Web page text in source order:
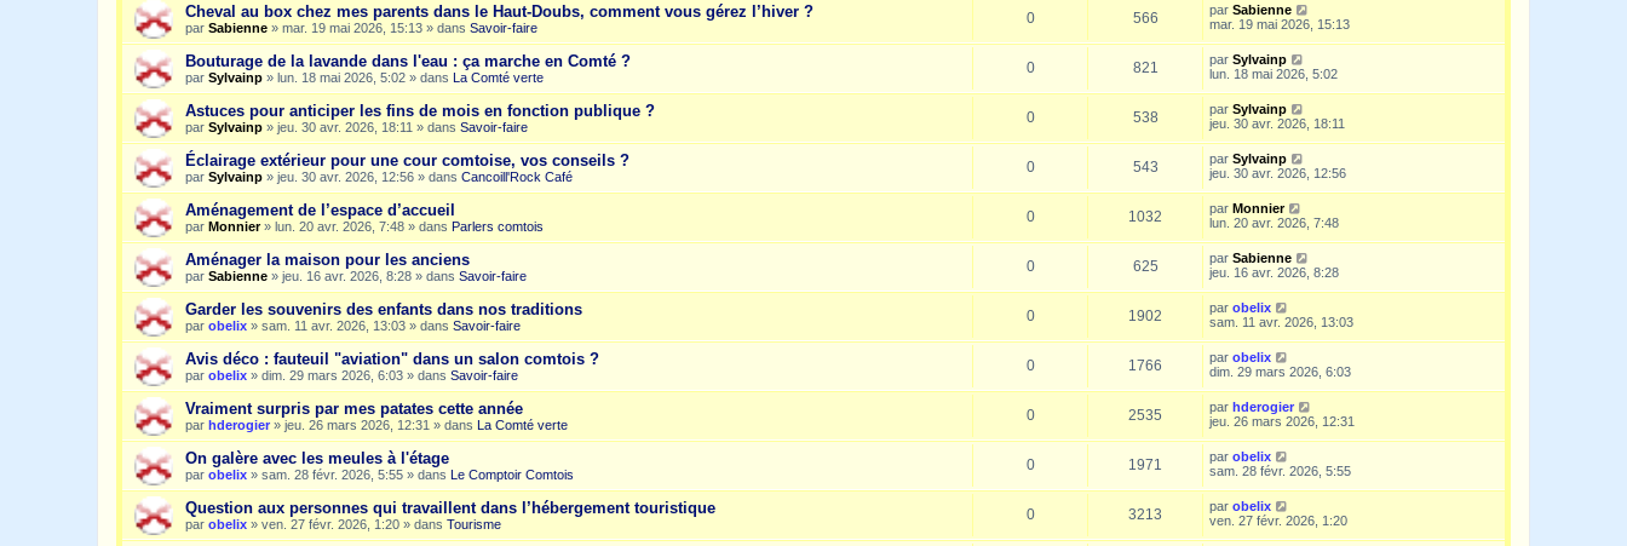
Cheval au box chez mes parents dans le Haut-Doubs, comment vous gérez l’hiver ?
par Sabienne » mar. 19 mai 2026, 15:13 » dans Savoir-faire
0 566 par Sabienne
mar. 19 mai 2026, 15:13
Bouturage de la lavande dans l'eau : ça marche en Comté ?
par Sylvainp » lun. 18 mai 2026, 5:02 » dans La Comté verte
0 821 par Sylvainp
lun. 18 mai 2026, 5:02
Astuces pour anticiper les fins de mois en fonction publique ?
par Sylvainp » jeu. 30 avr. 2026, 18:11 » dans Savoir-faire
0 538 par Sylvainp
jeu. 30 avr. 2026, 18:11
Éclairage extérieur pour une cour comtoise, vos conseils ?
par Sylvainp » jeu. 30 avr. 2026, 12:56 » dans Cancoill'Rock Café
0 543 par Sylvainp
jeu. 30 avr. 2026, 12:56
Aménagement de l’espace d’accueil
par Monnier» lun. 20 avr. 2026, 7:48 » dans Parlers comtois
0 1032 par Monnier
lun. 20 avr. 2026, 7:48
Aménager la maison pour les anciens
par Sabienne » jeu. 16 avr. 2026, 8:28 » dans Savoir-faire
0 625 par Sabienne
jeu. 16 avr. 2026, 8:28
Garder les souvenirs des enfants dans nos traditions
par obelix » sam. 11 avr. 2026, 13:03 » dans Savoir-faire
0 1902 par obelix
sam. 11 avr. 2026, 13:03
Avis déco : fauteuil "aviation" dans un salon comtois ?
par obelix » dim. 29 mars 2026, 6:03 » dans Savoir-faire
0 1766 par obelix
dim. 29 mars 2026, 6:03
Vraiment surpris par mes patates cette année
par hderogier » jeu. 26 mars 2026, 12:31 » dans La Comté verte
0 2535 par hderogier
jeu. 26 mars 2026, 12:31
On galère avec les meules à l'étage
par obelix » sam. 28 févr. 2026, 5:55 » dans Le Comptoir Comtois
0 1971 par obelix
sam. 28 févr. 2026, 5:55
Question aux personnes qui travaillent dans l’hébergement touristique
par obelix » ven. 27 févr. 2026, 1:20 » dans Tourisme
0 3213 par obelix
ven. 27 févr. 2026, 1:20